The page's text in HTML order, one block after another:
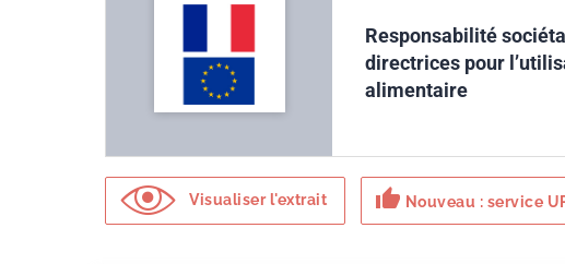
Responsabilité
directrices pour
alimentaire
Visualiser l'extrait thumb_up Nouveau : service